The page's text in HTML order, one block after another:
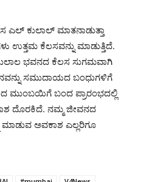
ಎಲ್ ಕುಲಾಲ್ ಮಾತನಾಡುತ್ತಾ
ಉತ್ತಮ ಕೆಲಸವನ್ನು ಮಾಡುತ್ತಿದೆ.
ಭವನದ ಕೆಲಸ ಸುಗಮವಾಗಿ
ಸಮುದಾಯದ ಬಂಧುಗಳಿಗೆ
ಮುಂಬಯಿಗೆ ಬಂದ ಪ್ರಾರಂಭದಲ್ಲಿ
ದೊರಕಿದೆ. ನಮ್ಮ ಜೀವನದ
ಅವಕಾಶ ಎಲ್ಲರಿಗೂ